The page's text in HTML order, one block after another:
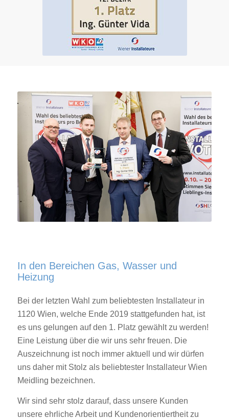
In den Bereichen Gas, Wasser und
Heizung
Bei der letzten Wahl zum beliebtesten Installateur in
1120 Wien, welche Ende 2019 stattgefunden hat, ist
es uns gelungen auf den 1. Platz gewählt zu werden!
Eine Leistung über die wir uns sehr freuen. Die
Auszeichnung ist noch immer aktuell und wir dürfen
uns daher mit Stolz als beliebtester Installateur Wien
Meidling bezeichnen.
Wir sind sehr stolz darauf, dass unsere Kunden
unsere ehrliche Arbeit und Kundenorientiertheit zu